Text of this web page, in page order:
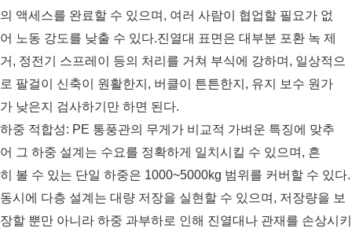
의 액세스를 완료할 수 있으며, 여러 사람이 협업할 필요가 없
어 노동 강도를 낮출 수 있다.진열대 표면은 대부분 포환 녹 제
거, 정전기 스프레이 등의 처리를 거쳐 부식에 강하며, 일상적으
로 팔걸이 신축이 원활한지, 버클이 튼튼한지, 유지 보수 원가
가 낮은지 검사하기만 하면 된다.
하중 적합성: PE 통풍관의 무게가 비교적 가벼운 특징에 맞추
어 그 하중 설계는 수요를 정확하게 일치시킬 수 있으며, 흔
히 볼 수 있는 단일 하중은 1000~5000kg 범위를 커버할 수 있다.
동시에 다층 설계는 대량 저장을 실현할 수 있으며, 저장량을 보
장할 뿐만 아니라 하중 과부하로 인해 진열대나 관재를 손상시키